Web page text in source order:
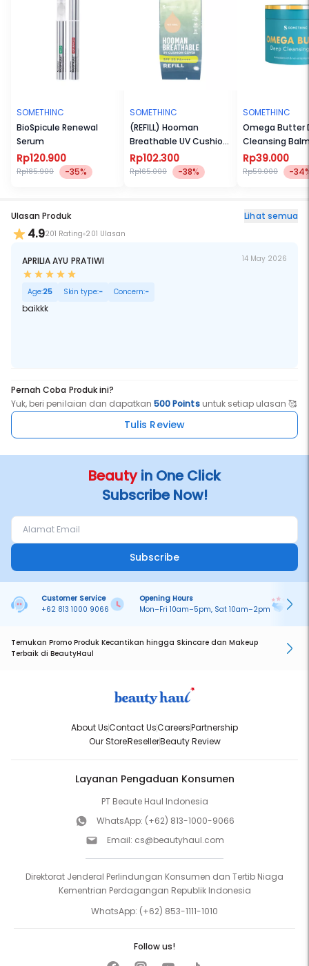
SOMETHINC
BioSpicule Renewal
Serum
Rp120.900
Rp185.900 -35%
SOMETHINC
(REFILL) Hooman
Breathable UV Cushion
Cover SPF35 PA++++
Rp102.300
Rp165.000 -38%
SOMETHINC
Omega Butter
Cleansing
Rp39.000
Rp59.000 -
Ulasan Produk Lihat semua
4.9201 Rating 201 Ulasan
APRILIA AYU PRATIWI 14 May 2026
Age:25 Skin type:- Concern:-
baikkk
Pernah Coba Produk ini?
Yuk, beri penilaian dan dapatkan500 Pointsuntuk setiap ulasan 🥰
Tulis Review
Beautyin One Click
Subscribe Now!
Subscribe
Customer Service
+62 813 1000 9066
Opening Hours
Mon–Fri 10am–5pm, Sat 10am–2pm
Temukan Promo Produk Kecantikan hingga Skincare dan Makeup
Terbaik di BeautyHaul
About UsContact UsCareersPartnership
Our StoreResellerBeauty Review
Layanan Pengaduan Konsumen
PT Beaute Haul Indonesia
WhatsApp: (+62) 813-1000-9066
Email: cs@beautyhaul.com
Direktorat Jenderal Perlindungan Konsumen dan Tertib Niaga
Kementrian Perdagangan Republik Indonesia
WhatsApp: (+62) 853-1111-1010
Follow us!